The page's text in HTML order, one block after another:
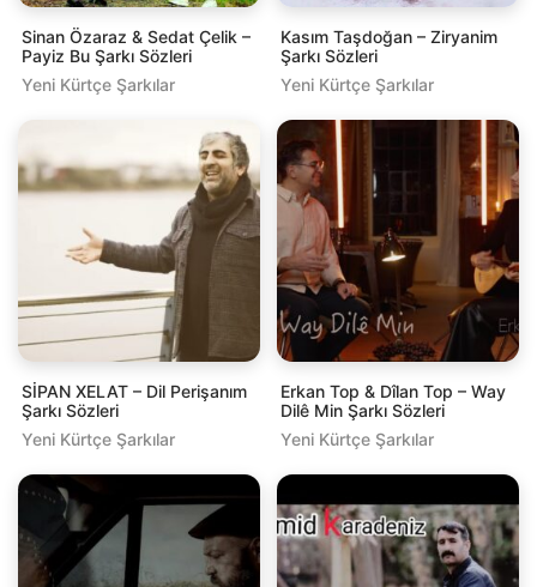
Sinan Özaraz & Sedat Çelik –
Payiz Bu Şarkı Sözleri
Yeni Kürtçe Şarkılar
Kasım Taşdoğan – Ziryanim
Şarkı Sözleri
Yeni Kürtçe Şarkılar
SİPAN XELAT – Dil Perişanım
Şarkı Sözleri
Yeni Kürtçe Şarkılar
Erkan Top & Dîlan Top – Way
Dilê Min Şarkı Sözleri
Yeni Kürtçe Şarkılar